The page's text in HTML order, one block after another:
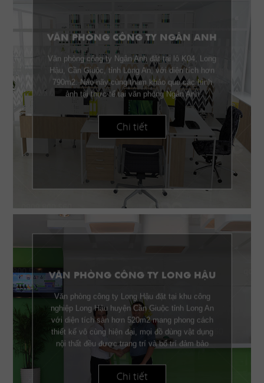
VĂN PHÒNG CÔNG TY NGÂN ANH
Văn phòng công ty Ngân Anh đặt tại lô K04, Long
Hậu, Cần Giuộc, tỉnh Long An, với diện tích hơn
790m2. Nào hãy cùng tham khảo qua các hình
ảnh tại thực tế tại văn phòng Ngân Anh
Chi tiết
VĂN PHÒNG CÔNG TY LONG HẬU
Văn phòng công ty Long Hậu đặt tại khu công
nghiệp Long Hậu huyện Cần Giuộc tỉnh Long An
với diện tích sàn hơn 520m2 mang phong cách
thiết kế vô cùng hiện đại, mọi đồ dùng vật dụng
nội thất đều được trang trí và bố trí đảm bảo
công năng lẫn thẫm mỹ.
Chi tiết